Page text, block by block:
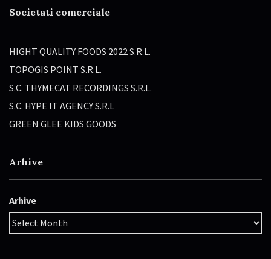
Societati comerciale
HIGHT QUALITY FOODS 2022 S.R.L.
TOPOGIS POINT S.R.L.
S.C. THYMECAT RECORDINGS S.R.L.
S.C. HYPE IT AGENCY S.R.L
GREEN GLEE KIDS GOODS
Arhive
Arhive